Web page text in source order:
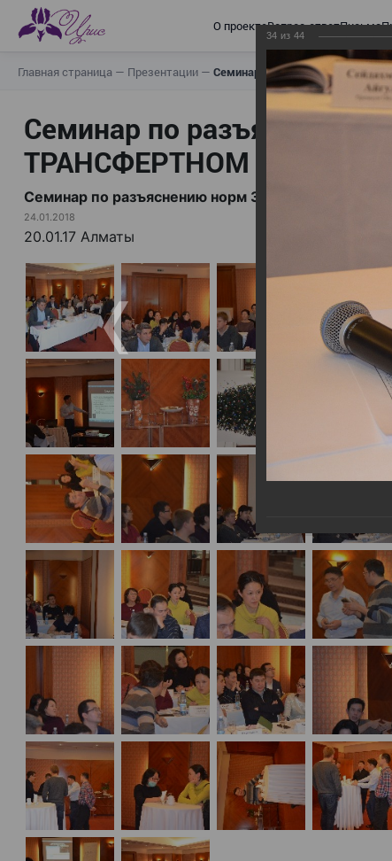
О проектеВопрос-ответПисьма
Главная страница — Презентации — Семинар по разъяснению
Семинар по разъяснению
ТРАНСФЕРТНОМ
Семинар по разъяснению норм Закона «О
24.01.2018
20.01.17 Алматы
34 из 44